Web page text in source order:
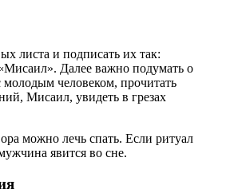
листа и подписать их так:
Далее важно подумать о
молодым человеком, прочитать
Мисаил, увидеть в грезах
можно лечь спать. Если ритуал
явится во сне.